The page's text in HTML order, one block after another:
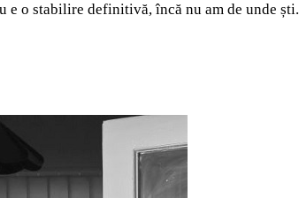
e o stabilire definitivă, încă nu am de unde ști.